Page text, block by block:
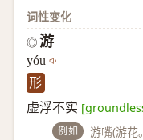
词性变化
◎ 游
yóu
形
虚浮不实
例如
游嘴(游花